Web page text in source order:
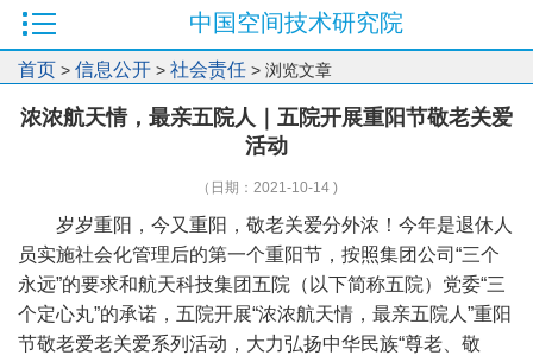
中国空间技术研究院
首页 > 信息公开 > 社会责任 > 浏览文章
浓浓航天情，最亲五院人｜五院开展重阳节敬老关爱
活动
（日期：2021-10-14 )
岁岁重阳，今又重阳，敬老关爱分外浓！今年是退休人
员实施社会化管理后的第一个重阳节，按照集团公司“三个
永远”的要求和航天科技集团五院（以下简称五院）党委“三
个定心丸”的承诺，五院开展“浓浓航天情，最亲五院人”重阳
节敬老爱老关爱系列活动，大力弘扬中华民族“尊老、敬